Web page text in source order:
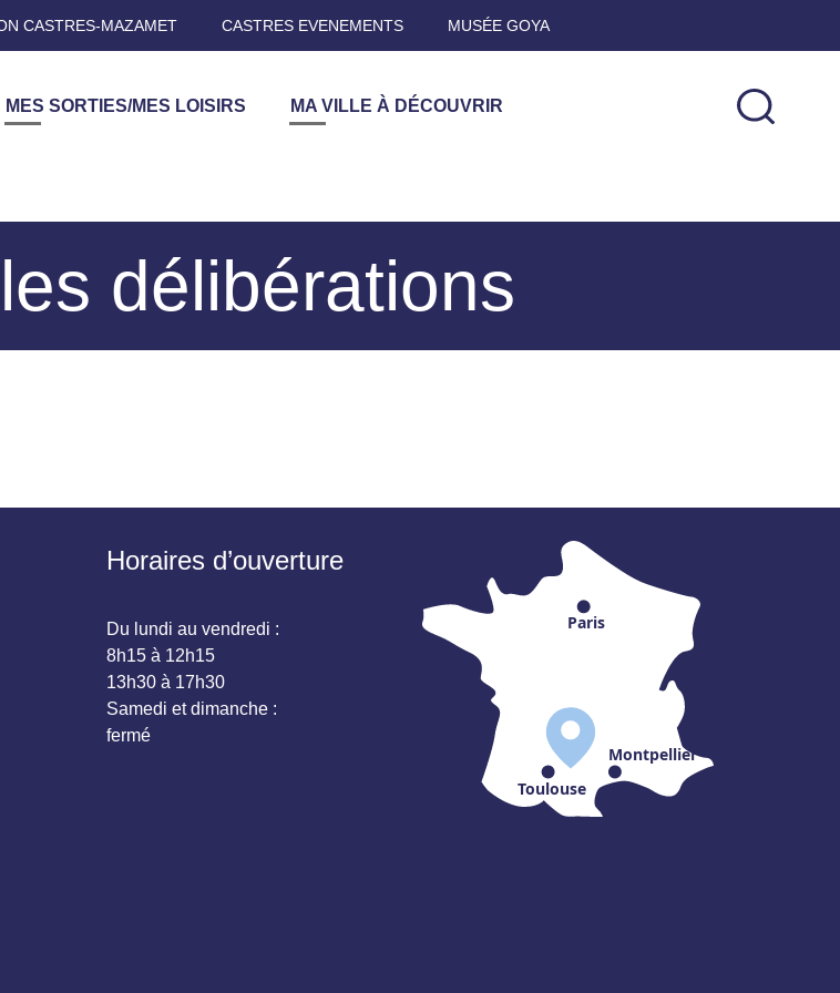
CASTRES-MAZAMET CASTRES EVENEMENTS MUSÉE GOYA
MES SORTIES/MES LOISIRS MA VILLE À DÉCOUVRIR
délibérations
Horaires d’ouverture
Du lundi au vendredi :
8h15 à 12h15
13h30 à 17h30
Samedi et dimanche :
fermé
Paris
Toulouse
Montpellier